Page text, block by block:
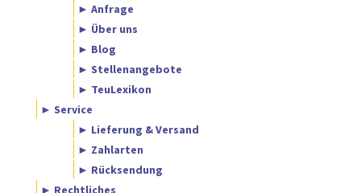
► Anfrage
► Über uns
► Blog
► Stellenangebote
► TeuLexikon
► Service
► Lieferung & Versand
► Zahlarten
► Rücksendung
► Rechtliches